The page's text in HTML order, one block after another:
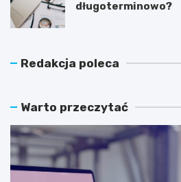
długoterminowo?
Redakcja poleca
Warto przeczytać